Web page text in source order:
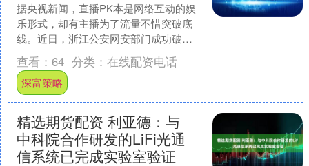
据央视新闻，直播PK本是网络互动的娱
乐形式，却有主播为了流量不惜突破底
线。近日，浙江公安网安部门成功破获
一起跨区域低俗直播“斗狠”案，抓获涉案
人员13名，相关账....
查看： 64 分类： 在线配资电话
深富策略
精选期货配资 利亚德：与
中科院合作研发的LiFi光通
信系统已完成实验室验证